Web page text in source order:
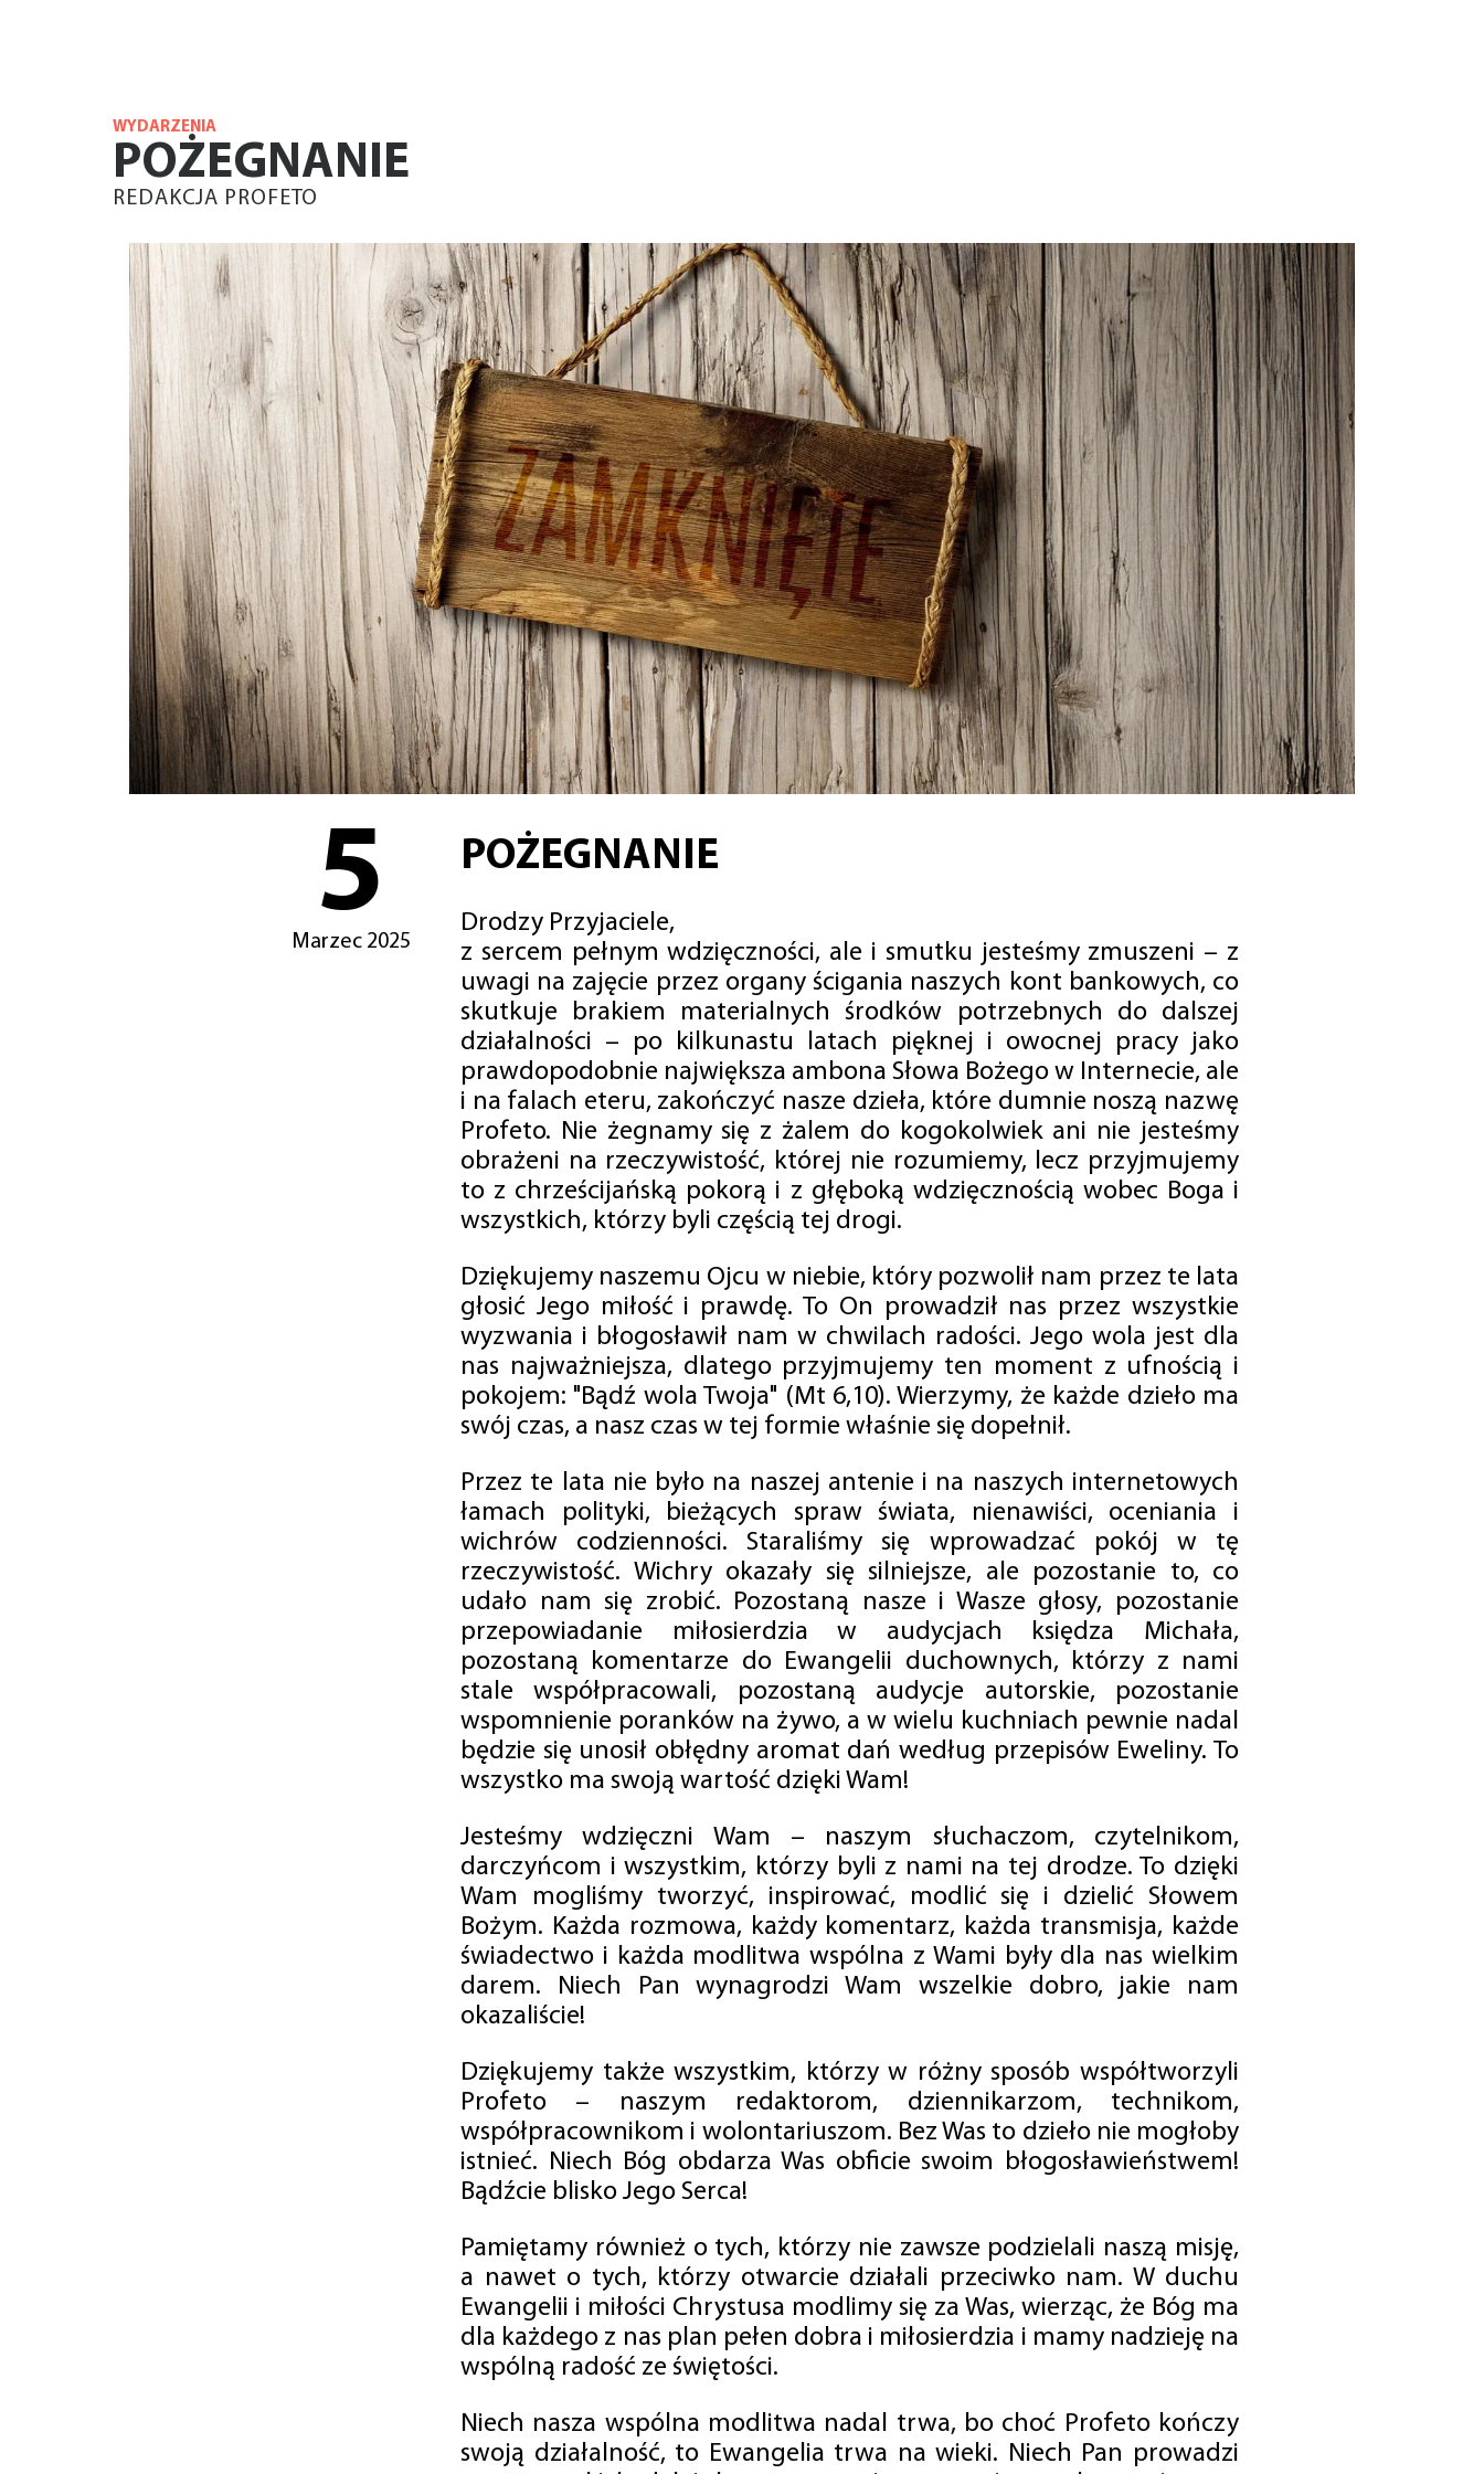
WYDARZENIA
POŻEGNANIE
REDAKCJA PROFETO
5
Marzec 2025
POŻEGNANIE
Drodzy Przyjaciele,
z sercem pełnym wdzięczności, ale i smutku jesteśmy zmuszeni – z
uwagi na zajęcie przez organy ścigania naszych kont bankowych, co
skutkuje brakiem materialnych środków potrzebnych do dalszej
działalności – po kilkunastu latach pięknej i owocnej pracy jako
prawdopodobnie największa ambona Słowa Bożego w Internecie, ale
i na falach eteru, zakończyć nasze dzieła, które dumnie noszą nazwę
Profeto. Nie żegnamy się z żalem do kogokolwiek ani nie jesteśmy
obrażeni na rzeczywistość, której nie rozumiemy, lecz przyjmujemy
to z chrześcijańską pokorą i z głęboką wdzięcznością wobec Boga i
wszystkich, którzy byli częścią tej drogi.
Dziękujemy naszemu Ojcu w niebie, który pozwolił nam przez te lata
głosić Jego miłość i prawdę. To On prowadził nas przez wszystkie
wyzwania i błogosławił nam w chwilach radości. Jego wola jest dla
nas najważniejsza, dlatego przyjmujemy ten moment z ufnością i
pokojem: "Bądź wola Twoja" (Mt 6,10). Wierzymy, że każde dzieło ma
swój czas, a nasz czas w tej formie właśnie się dopełnił.
Przez te lata nie było na naszej antenie i na naszych internetowych
łamach polityki, bieżących spraw świata, nienawiści, oceniania i
wichrów codzienności. Staraliśmy się wprowadzać pokój w tę
rzeczywistość. Wichry okazały się silniejsze, ale pozostanie to, co
udało nam się zrobić. Pozostaną nasze i Wasze głosy, pozostanie
przepowiadanie miłosierdzia w audycjach księdza Michała,
pozostaną komentarze do Ewangelii duchownych, którzy z nami
stale współpracowali, pozostaną audycje autorskie, pozostanie
wspomnienie poranków na żywo, a w wielu kuchniach pewnie nadal
będzie się unosił obłędny aromat dań według przepisów Eweliny. To
wszystko ma swoją wartość dzięki Wam!
Jesteśmy wdzięczni Wam – naszym słuchaczom, czytelnikom,
darczyńcom i wszystkim, którzy byli z nami na tej drodze. To dzięki
Wam mogliśmy tworzyć, inspirować, modlić się i dzielić Słowem
Bożym. Każda rozmowa, każdy komentarz, każda transmisja, każde
świadectwo i każda modlitwa wspólna z Wami były dla nas wielkim
darem. Niech Pan wynagrodzi Wam wszelkie dobro, jakie nam
okazaliście!
Dziękujemy także wszystkim, którzy w różny sposób współtworzyli
Profeto – naszym redaktorom, dziennikarzom, technikom,
współpracownikom i wolontariuszom. Bez Was to dzieło nie mogłoby
istnieć. Niech Bóg obdarza Was obficie swoim błogosławieństwem!
Bądźcie blisko Jego Serca!
Pamiętamy również o tych, którzy nie zawsze podzielali naszą misję,
a nawet o tych, którzy otwarcie działali przeciwko nam. W duchu
Ewangelii i miłości Chrystusa modlimy się za Was, wierząc, że Bóg ma
dla każdego z nas plan pełen dobra i miłosierdzia i mamy nadzieję na
wspólną radość ze świętości.
Niech nasza wspólna modlitwa nadal trwa, bo choć Profeto kończy
swoją działalność, to Ewangelia trwa na wieki. Niech Pan prowadzi